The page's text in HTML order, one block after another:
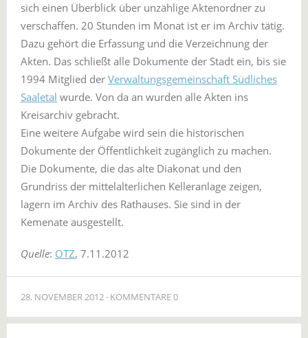
sich einen Überblick über unzählige Aktenordner zu
verschaffen. 20 Stunden im Monat ist er im Archiv tätig.
Dazu gehört die Erfassung und die Verzeichnung der
Akten. Das schließt alle Dokumente der Stadt ein, bis sie
1994 Mitglied der Verwaltungsgemeinschaft Südliches
Saaletal wurde. Von da an wurden alle Akten ins
Kreisarchiv gebracht.
Eine weitere Aufgabe wird sein die historischen
Dokumente der Öffentlichkeit zugänglich zu machen.
Die Dokumente, die das alte Diakonat und den
Grundriss der mittelalterlichen Kelleranlage zeigen,
lagern im Archiv des Rathauses. Sie sind in der
Kemenate ausgestellt.
Quelle: OTZ, 7.11.2012
28. NOVEMBER 2012 KOMMENTARE 0